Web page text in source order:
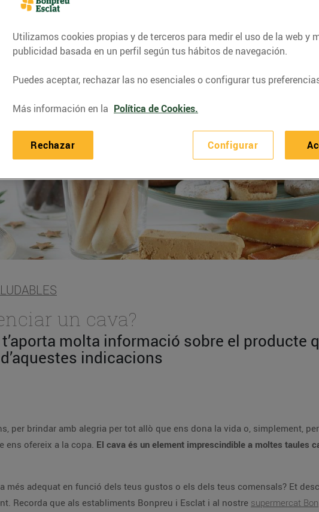
un cava?
t’aporta molta informació sobre el producte
indicacions
per brindar amb alegria per tot allò que ens dona la vida o, simplement,
ens ofereix a la copa. El cava és un element imprescindible a moltes taules
més adequat en funció dels teus gustos o els dels teus comensals? Et
Recorda que als establiments Bonpreu i Esclat i al nostre supermercat
Utilizamos cookies propias y de terceros para medir el uso de la web y
publicidad basada en un perfil según tus hábitos de navegación.
Puedes aceptar, rechazar las no esenciales o configurar tus
Más información en la Política de Cookies.
Configurar
Rechazar